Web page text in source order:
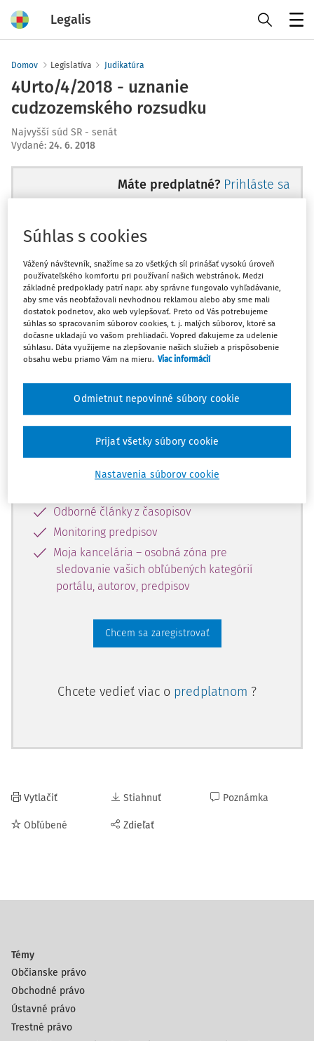
Legalis
Domov Legislatíva Judikatúra
4Urto/4/2018 - uznanie
cudzozemského rozsudku
Najvyšší súd SR - senát
Vydané: 24. 6. 2018
Máte predplatné? Prihláste sa
Ups, zatiaľ ste si prečítali len
začiatok...
Celý odborný obsah z tejto oblasti je
dostupný predplatiteľom portálu.
Odomknite si prístup k odbornému
obsahu a získajte prístup na 10 dní
zdarma, stačí sa len zaregistrovať.
Vďaka registrácii získate prístup aj k
vybranému obsahu:
Odborné články z časopisov
Monitoring predpisov
Moja kancelária – osobná zóna pre
sledovanie vašich obľúbených kategórií
portálu, autorov, predpisov
Chcem sa zaregistrovať
Chcete vedieť viac o predplatnom ?
Vytlačiť
Obľúbené
Stiahnuť
Zdieľať
Poznámka
Témy
Občianske právo
Obchodné právo
Ústavné právo
Trestné právo
Súhlas s cookies
Vážený návštevník, snažíme sa zo všetkých síl prinášať vysokú úroveň
používateľského komfortu pri používaní našich webstránok. Medzi
základné predpoklady patrí napr. aby správne fungovalo vyhľadávanie,
aby sme vás neobťažovali nevhodnou reklamou alebo aby sme mali
dostatok podnetov, ako web vylepšovať. Preto od Vás potrebujeme
súhlas so spracovaním súborov cookies, t. j. malých súborov, ktoré sa
dočasne ukladajú vo vašom prehliadači. Vopred ďakujeme za udelenie
súhlasu. Dáta využijeme na zlepšovanie našich služieb a prispôsobenie
obsahu webu priamo Vám na mieru. Viac informácií
Nastavenia súborov cookie
Odmietnut nepovinné súbory cookie
Prijať všetky súbory cookie